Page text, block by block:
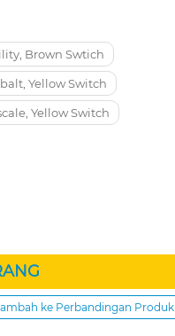
Brown Swtich
Yellow Switch
Yellow Switch
ke Perbandingan Produk